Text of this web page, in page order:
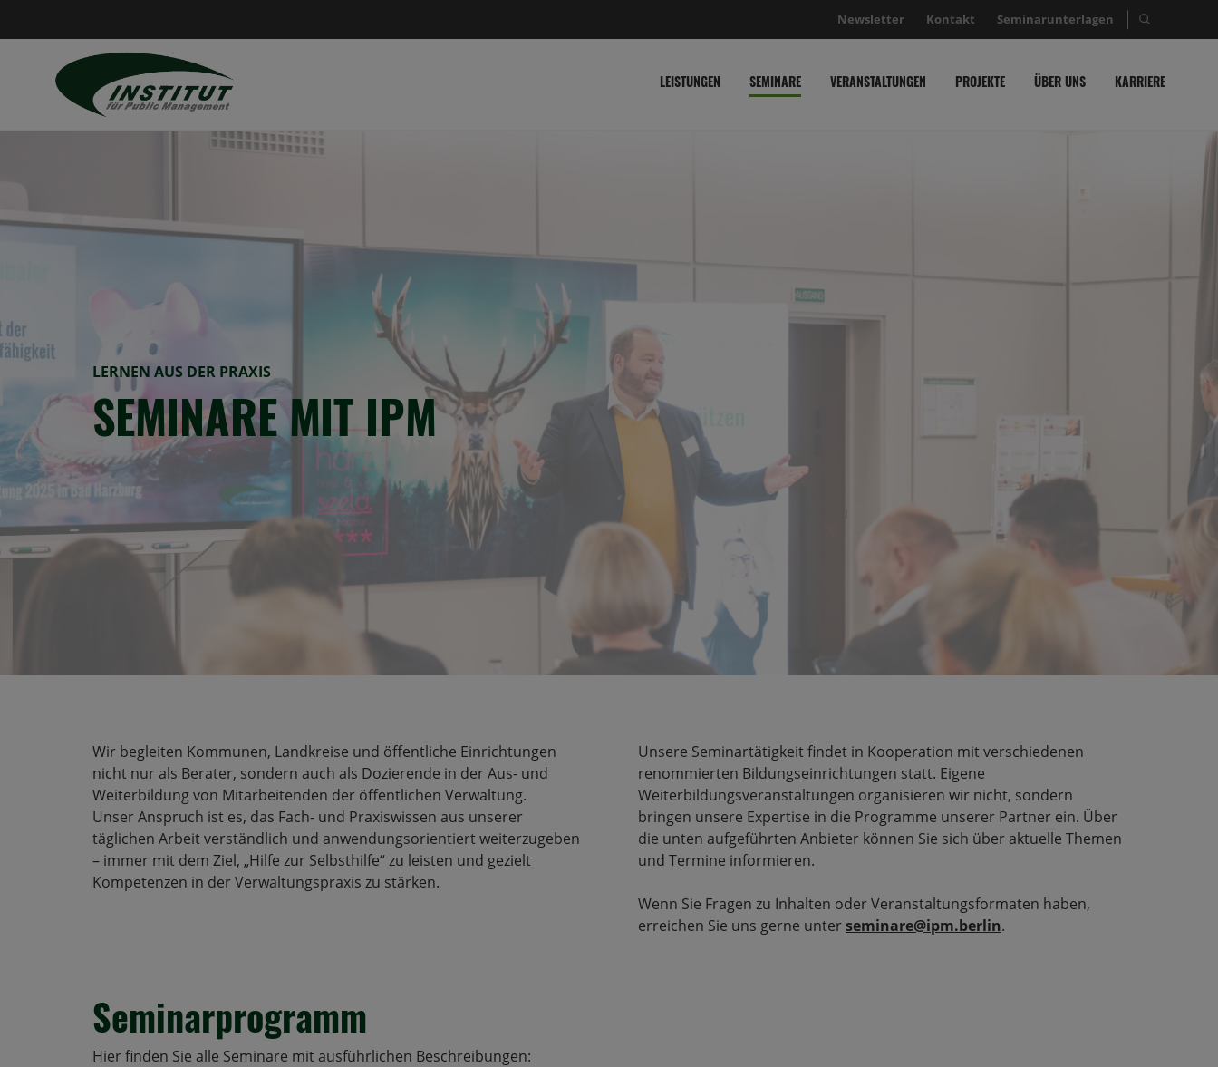
Newsletter Kontakt Seminarunterlagen Suche
LEISTUNGEN SEMINARE VERANSTALTUNGEN PROJEKTE ÜBER UNS KARRIERE
LERNEN AUS DER PRAXIS
SEMINARE MIT IPM
Wir begleiten Kommunen, Landkreise und öffentliche Einrichtungen
nicht nur als Berater, sondern auch als Dozierende in der Aus- und
Weiterbildung von Mitarbeitenden der öffentlichen Verwaltung.
Unser Anspruch ist es, das Fach- und Praxiswissen aus unserer
täglichen Arbeit verständlich und anwendungsorientiert weiterzugeben
– immer mit dem Ziel, „Hilfe zur Selbsthilfe“ zu leisten und gezielt
Kompetenzen in der Verwaltungspraxis zu stärken.
Unsere Seminartätigkeit findet in Kooperation mit verschiedenen
renommierten Bildungseinrichtungen statt. Eigene
Weiterbildungsveranstaltungen organisieren wir nicht, sondern
bringen unsere Expertise in die Programme unserer Partner ein. Über
die unten aufgeführten Anbieter können Sie sich über aktuelle Themen
und Termine informieren.
Wenn Sie Fragen zu Inhalten oder Veranstaltungsformaten haben,
erreichen Sie uns gerne unter seminare@ipm.berlin.
Seminarprogramm
Hier finden Sie alle Seminare mit ausführlichen Beschreibungen: